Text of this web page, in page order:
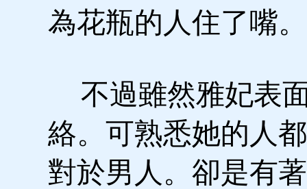
為花瓶的人住了嘴。
不過雖然雅妃表
絡。可熟悉她的人
對於男人。卻是有